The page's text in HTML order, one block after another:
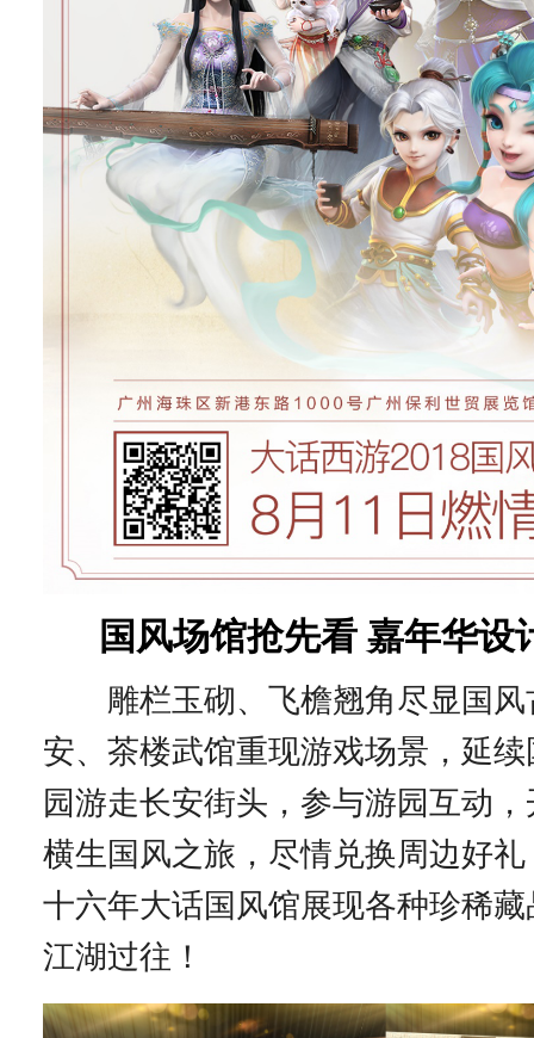
国风场馆抢先看 嘉年华设
雕栏玉砌、飞檐翘角尽显国风
安、茶楼武馆重现游戏场景，延
园游走长安街头，参与游园互动
横生国风之旅，尽情兑换周边好
十六年大话国风馆展现各种珍稀
江湖过往！